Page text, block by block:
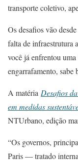
transporte coletivo,
Os desafios vão
falta de infraestrutura
você já enfrentou
engarrafamento, sabe
A matéria Desafios
em medidas
NTUrbano, edição
“Os governos,
Paris — tratado